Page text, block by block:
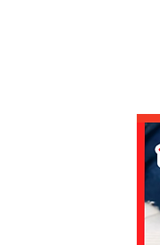
心臓移植の歴史 【30
の直前で止まった試み